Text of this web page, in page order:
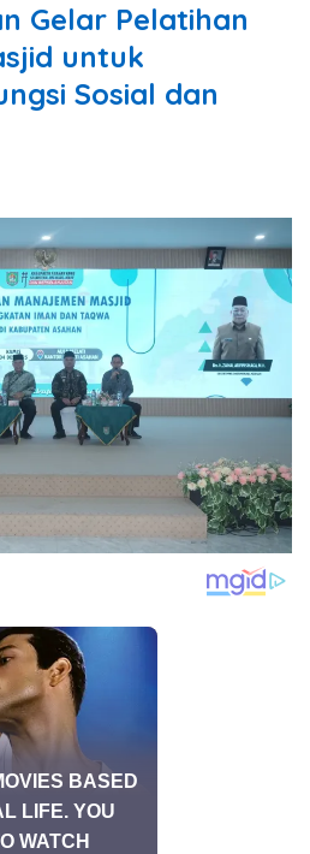
Gelar Pelatihan
untuk
Sosial dan